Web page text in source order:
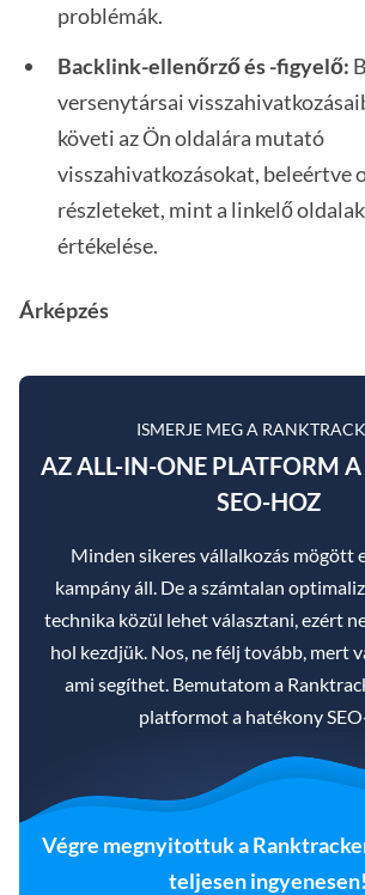
problémák.
Backlink-ellenőrző és -figyelő:
versenytársai
követi az Ön oldalára mutató
visszahivatkozásokat, beleértve
részleteket, mint a linkelő
értékelése.
Árképzés
ISMERJE MEG A
AZ ALL-IN-ONE PLATFORM
SEO-HOZ
Minden sikeres vállalkozás mögött
kampány áll. De a számtalan
technika közül lehet választani, ezért
hol kezdjük. Nos, ne félj tovább, mert
ami segíthet. Bemutatom a
platformot a hatékony
Végre megnyitottuk a
teljesen ingyenesen!